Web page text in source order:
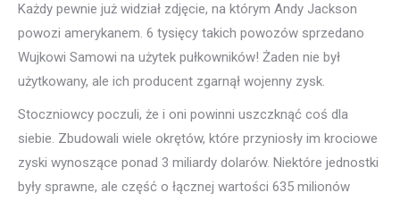
Każdy pewnie już widział zdjęcie, na którym Andy Jackson
powozi amerykanem. 6 tysięcy takich powozów sprzedano
Wujkowi Samowi na użytek pułkowników! Żaden nie był
użytkowany, ale ich producent zgarnął wojenny zysk.
Stoczniowcy poczuli, że i oni powinni uszczknąć coś dla
siebie. Zbudowali wiele okrętów, które przyniosły im krociowe
zyski wynoszące ponad 3 miliardy dolarów. Niektóre jednostki
były sprawne, ale część o łącznej wartości 635 milionów